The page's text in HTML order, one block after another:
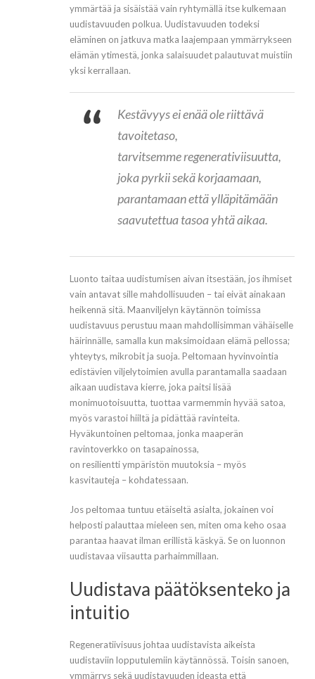
ymmärtää ja sisäistää vain ryhtymällä itse kulkemaan
uudistavuuden polkua. Uudistavuuden todeksi
eläminen on jatkuva matka laajempaan ymmärrykseen
elämän ytimestä, jonka salaisuudet palautuvat muistiin
yksi kerrallaan.
Kestävyys ei enää ole riittävä
tavoitetaso,
tarvitsemme regenerativiisuutta,
joka pyrkii sekä korjaamaan,
parantamaan että ylläpitämään
saavutettua tasoa yhtä aikaa.
Luonto taitaa uudistumisen aivan itsestään, jos ihmiset
vain antavat sille mahdollisuuden – tai eivät ainakaan
heikennä sitä. Maanviljelyn käytännön toimissa
uudistavuus perustuu maan mahdollisimman vähäiselle
häirinnälle, samalla kun maksimoidaan elämä pellossa;
yhteytys, mikrobit ja suoja. Peltomaan hyvinvointia
edistävien viljelytoimien avulla parantamalla saadaan
aikaan uudistava kierre, joka paitsi lisää
monimuotoisuutta, tuottaa varmemmin hyvää satoa,
myös varastoi hiiltä ja pidättää ravinteita.
Hyväkuntoinen peltomaa, jonka maaperän
ravintoverkko on tasapainossa,
on resilientti ympäristön muutoksia – myös
kasvitauteja – kohdatessaan.
Jos peltomaa tuntuu etäiseltä asialta, jokainen voi
helposti palauttaa mieleen sen, miten oma keho osaa
parantaa haavat ilman erillistä käskyä. Se on luonnon
uudistavaa viisautta parhaimmillaan.
Uudistava päätöksenteko ja
intuitio
Regeneratiivisuus johtaa uudistavista aikeista
uudistaviin lopputulemiin käytännössä. Toisin sanoen,
ymmärrys sekä uudistavuuden ideasta että